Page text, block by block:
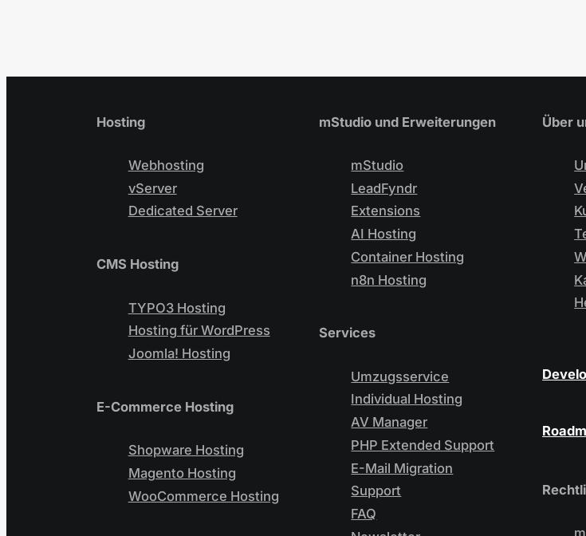
Hosting
Webhosting
vServer
Dedicated Server
CMS Hosting
TYPO3 Hosting
Hosting für WordPress
Joomla! Hosting
E-Commerce Hosting
Shopware Hosting
Magento Hosting
WooCommerce Hosting
mStudio und Erweiterungen
mStudio
LeadFyndr
Extensions
AI Hosting
Container Hosting
n8n Hosting
Services
Umzugsservice
Individual Hosting
AV Manager
PHP Extended Support
E-Mail Migration
Support
FAQ
Über